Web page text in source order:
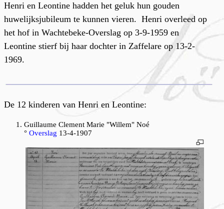
Henri en Leontine hadden het geluk hun gouden
huwelijksjubileum te kunnen vieren. Henri overleed op
het hof in Wachtebeke-Overslag op 3-9-1959 en
Leontine stierf bij haar dochter in Zaffelare op 13-2-
1969.
De 12 kinderen van Henri en Leontine:
Guillaume Clement Marie "Willem" Noé
° Overslag 13-4-1907